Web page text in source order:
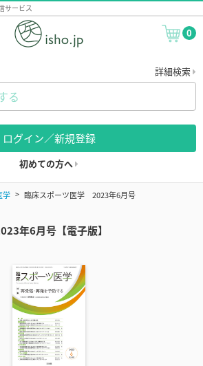
サービス
0
詳細検索
ログイン／新規登録
初めての方へ
学 臨床スポーツ医学 2023年6月号
年6月号【電子版】